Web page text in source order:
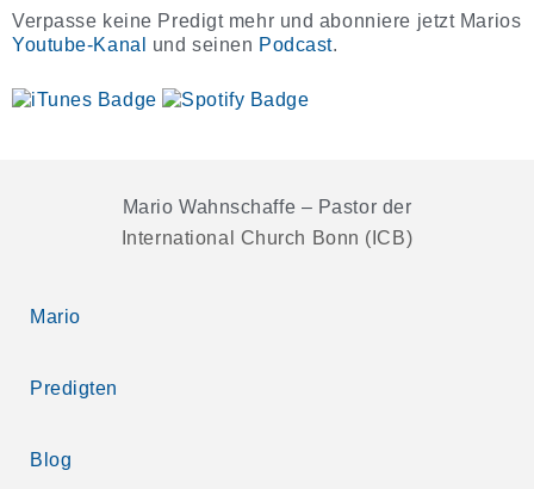
Verpasse keine Predigt mehr und abonniere jetzt Marios
Youtube-Kanal
und seinen Podcast.
Mario Wahnschaffe – Pastor der
International Church Bonn (ICB)
Mario
Predigten
Blog